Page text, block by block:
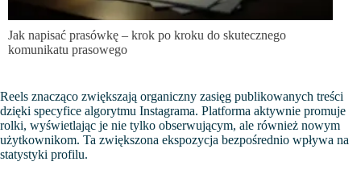
Jak napisać prasówkę – krok po kroku do skutecznego
komunikatu prasowego
Reels znacząco zwiększają organiczny zasięg publikowanych treści
dzięki specyfice algorytmu Instagrama. Platforma aktywnie promuje
rolki, wyświetlając je nie tylko obserwującym, ale również nowym
użytkownikom. Ta zwiększona ekspozycja bezpośrednio wpływa na
statystyki profilu.